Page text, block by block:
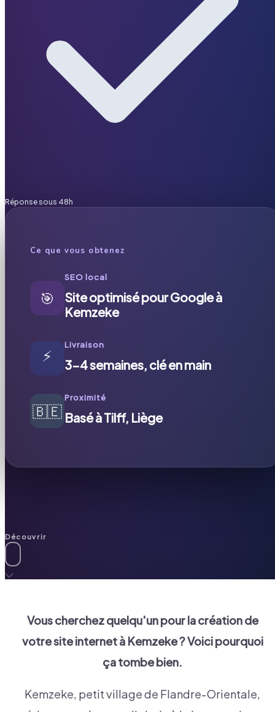
Réponse sous 48h
Ce que vous obtenez
🎯
SEO local
Site optimisé pour Google à
Kemzeke
⚡
Livraison
3-4 semaines, clé en main
🇧🇪
Proximité
Basé à Tilff, Liège
Découvrir
Vous cherchez quelqu'un pour la création de
votre site internet à Kemzeke? Voici pourquoi
ça tombe bien.
Kemzeke, petit village de Flandre-Orientale,